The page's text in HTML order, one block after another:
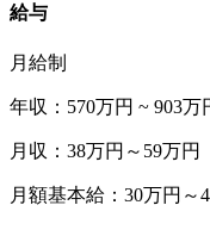
給与
月給制
年収：570万円 ~ 903万
月収：38万円～59万円
月額基本給：30万円～